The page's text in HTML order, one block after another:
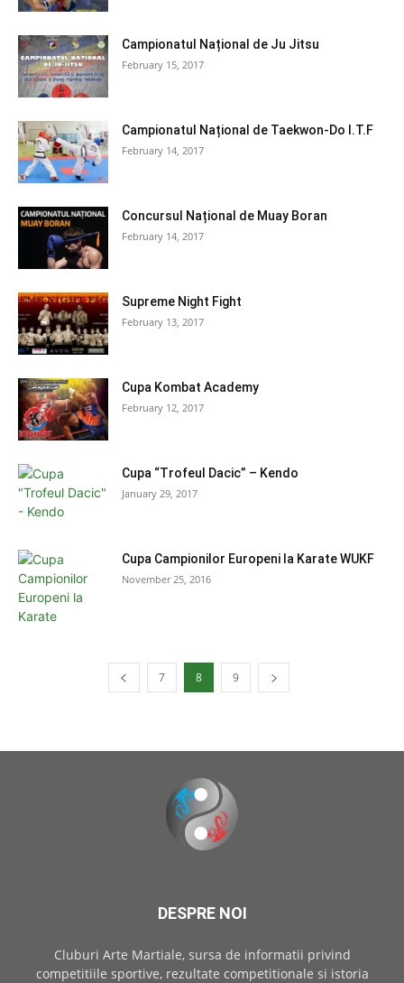
Campionatul Național de Ju Jitsu
February 15, 2017
Campionatul Național de Taekwon-Do I.T.F
February 14, 2017
Concursul Național de Muay Boran
February 14, 2017
Supreme Night Fight
February 13, 2017
Cupa Kombat Academy
February 12, 2017
Cupa “Trofeul Dacic” – Kendo
January 29, 2017
Cupa Campionilor Europeni la Karate WUKF
November 25, 2016
7 8 9
DESPRE NOI
Cluburi Arte Martiale, sursa de informatii privind
competitiile sportive, rezultate competitionale si istoria